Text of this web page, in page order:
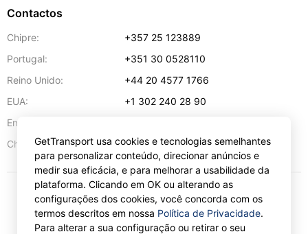
Contactos
Chipre:
+357 25 123889
Portugal:
+351 30 0528110
Reino Unido:
+44 20 4577 1766
EUA:
+1 302 240 28 90
Endereço de e-mail:
Chipre:
57 Spyrou Kyprianou,Lárnaca 6051
EUR
GetTransport usa cookies e tecnologias semelhantes
para personalizar conteúdo, direcionar anúncios e
medir sua eficácia, e para melhorar a usabilidade da
plataforma. Clicando em OK ou alterando as
configurações dos cookies, você concorda com os
termos descritos em nossa Política de Privacidade.
Para alterar a sua configuração ou retirar o seu